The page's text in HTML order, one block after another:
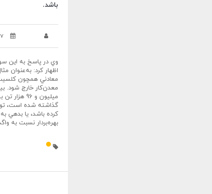
باشد.
وي در پاسخ به اين
اظهار کرد: به‌عنوان
معادني همچون
معدن‌کار خارج شود.
گذاشته شده است،
کرده باشد، يا بدهي
بهره‌بردار نسبت به